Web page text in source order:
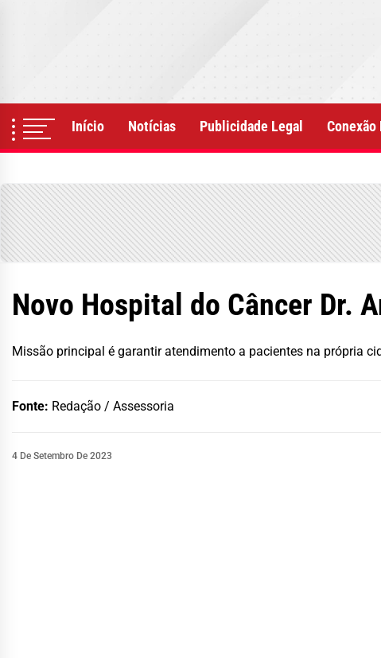
Início Notícias Publicidade Legal Conexão
Novo Hospital do Câncer Dr.
Missão principal é garantir atendimento a pacientes na própria
Fonte: Redação / Assessoria
4 De Setembro De 2023